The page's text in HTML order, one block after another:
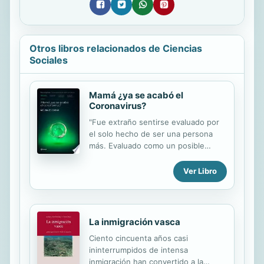
Otros libros relacionados de Ciencias
Sociales
Mamá ¿ya se acabó el
Coronavirus?
"Fue extraño sentirse evaluado por
el solo hecho de ser una persona
más. Evaluado como un posible
transmisor de enfermedad.
Racionalmente entiendo que el
protocolo solo busca protegernos a
todos entre nosotros. Pero no deja
de ser compleja esa lógica de la
sospecha, ese acto reflejo que nos
lleva a tomar dos pasos de distancia
después de escuchar a alguien
Ver Libro
La inmigración vasca
Ciento cincuenta años casi
ininterrumpidos de intensa
inmigración han convertido a la